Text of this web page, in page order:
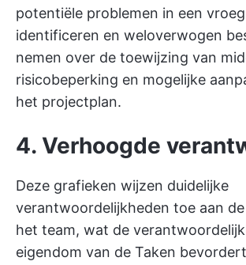
potentiële problemen in een
identificeren en weloverwogen
nemen over de toewijzing van
risicobeperking en mogelijke
het projectplan.
4. Verhoogde
Deze grafieken wijzen duidelijke
verantwoordelijkheden toe aan
het team, wat de
eigendom van de Taken